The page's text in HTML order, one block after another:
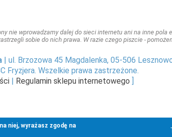
nie wprowadzamy dalej do sieci internetu ani na inne pola
sobie do nich prawa. W razie czego piszcie -
| ul. Brzozowa 45 Magdalenka, 05-506
Fryzjera. Wszelkie prawa zastrzeżone.
| Regulamin sklepu internetowego ]
niej, wyrażasz zgodę na